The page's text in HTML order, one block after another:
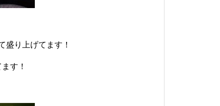
り上げてます！
す！